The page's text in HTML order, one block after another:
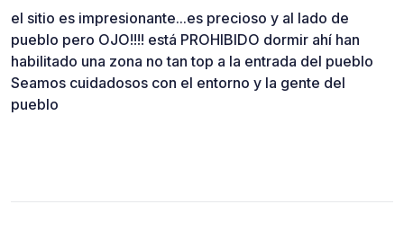
el sitio es impresionante...es precioso y al lado de
pueblo pero OJO!!!! está PROHIBIDO dormir ahí han
habilitado una zona no tan top a la entrada del pueblo
Seamos cuidadosos con el entorno y la gente del
pueblo